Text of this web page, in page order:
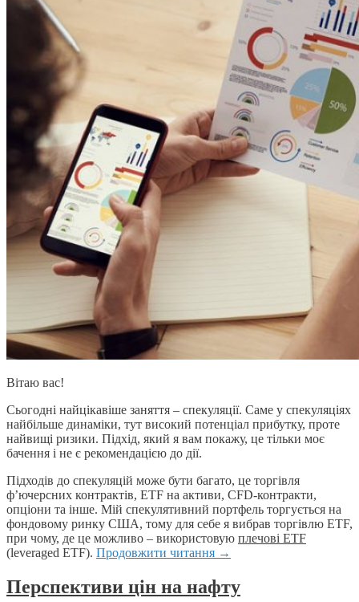
Вітаю вас!
Сьогодні найцікавіше заняття – спекуляції. Саме у спекуляціях
найбільше динаміки, тут високий потенціал прибутку, проте
найвищі ризики. Підхід, який я вам покажу, це тільки моє
бачення і не є рекомендацією до дії.
Підходів до спекуляцій може бути багато, це торгівля
ф’ючерсних контрактів, ETF на активи, CFD-контракти,
опціони та інше. Мій спекулятивний портфель торгується на
фондовому ринку США, тому для себе я вибрав торгівлю ETF,
при чому, де це можливо – використовую плечові ETF
(leveraged ETF). Продовжити читання →
Перспективи цін на нафту